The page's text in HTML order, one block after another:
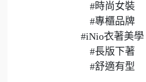
#時尚女裝
#專櫃品牌
#iNio衣著美學
#長版下著
#舒適有型